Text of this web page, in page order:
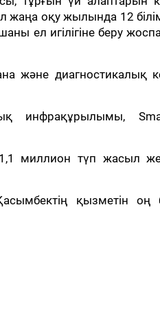
жаңа оқу жылында 12
ел игілігіне беру
және диагностикалық
инфрақұрылымы,
миллион түп жасыл
қызметін оң